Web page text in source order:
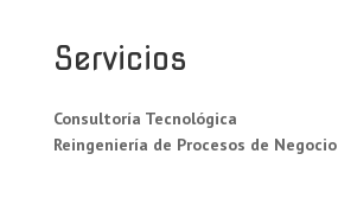
Servicios
Consultoría Tecnológica
Reingeniería de Procesos de Negocio